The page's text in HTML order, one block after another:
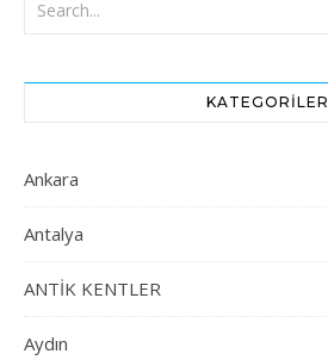
KATEGORILER
Ankara
Antalya
ANTİK KENTLER
Aydın